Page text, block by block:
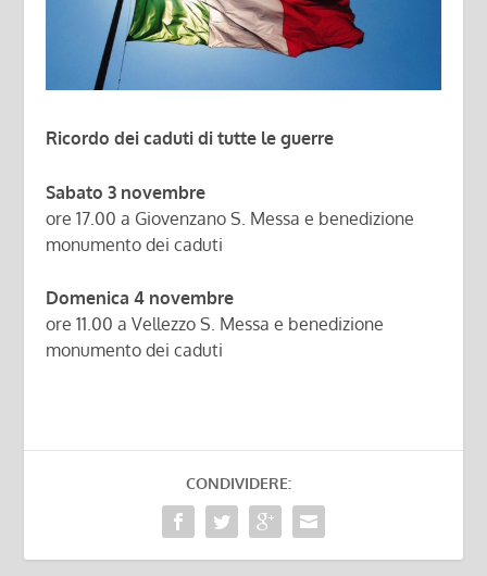
Ricordo dei caduti di tutte le guerre
Sabato 3 novembre
ore 17.00 a Giovenzano S. Messa e benedizione
monumento dei caduti
Domenica 4 novembre
ore 11.00 a Vellezzo S. Messa e benedizione
monumento dei caduti
CONDIVIDERE: